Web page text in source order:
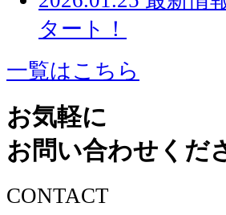
タート！
一覧はこちら
お気軽に
お問い合わせくだ
CONTACT